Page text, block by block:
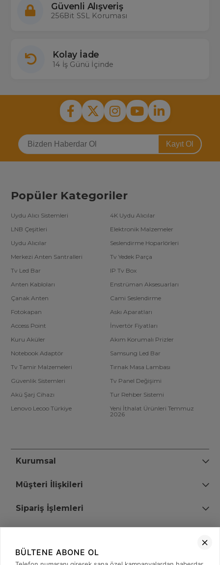
Güvenli Alışveriş
256Bit SSL Koruması
Kolay İade
14 İş Günü İçinde
Kayıt Ol
Popüler Kategoriler
Uydu Alıcı Sistemleri
4K Uydu Alıcılar
LNB Çeşitleri
Elektronik Malzemeler
Uydu Alıcılar
Seslendirme Hoparlörleri
Merkezi Anten Santralleri
Tv Yedek Parça
Tv Led Bar
IP Tv Box
Anten Kabloları
Enstrüman Aksesuarları
Çanak Anten
Cami Seslendirme
Fotokapan
Askı Aparatları
Access Point
İnvertör Fiyatları
Kuru Aküler
Akım Korumalı Prizler
Notebook Adaptör
Samsung Led Bar
Tv Tamir Malzemeleri
Tırnak Masa Lambası
Güvenlik Sistemleri
Tv Panel Değişimi
Akü Şarj Cihazı
Tur Rehber Sistemi
Lenovo Lecoo Türkiye
Yeni İthalat Ürünleri Temmuz
2026
Kurumsal
Müşteri İlişkileri
Sipariş İşlemleri
+90 (850) 473 08 08
BÜLTENE ABONE OL